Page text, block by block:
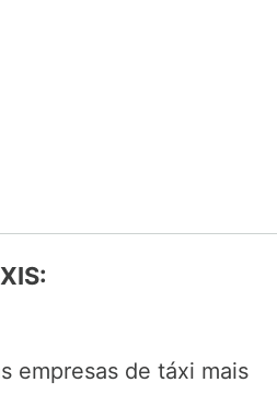
empresas de táxi mais